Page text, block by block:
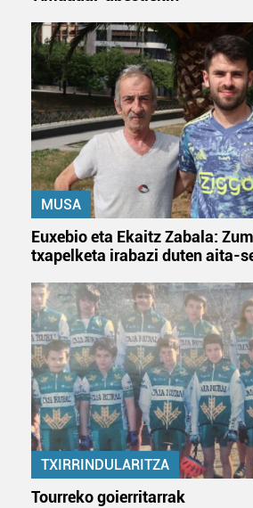
produktuak garatzeko. Zure datuak
erabiltzen dituen hauta dezakezu.
Bazkide batzuek ez dizute baimenik
interes komertzial legitimoetan
bazkideen zerrenda, beren ustez
duten interes legitimoa eta horren
dezakezun ikusteko.
Lortu zure datu pertsonalak
buruzko informazio gehiago eta
datuen atalean. Edozein unetan alda
zure baimena Cookieen
Webgune honek cookie propioak eta
fitxategiak erabiltzen ditu. Zure
zerbitzuak hobetzeko asmoz,
baliatzen gara. Ohar hau onartuz
erabiltzeko baimen esplizitua
irakurri
MUSA
Euxebio eta Ekaitz Zabala:
txapelketa irabazi duten aita-
TXIRRINDULARITZA
Tourreko goierritarrak